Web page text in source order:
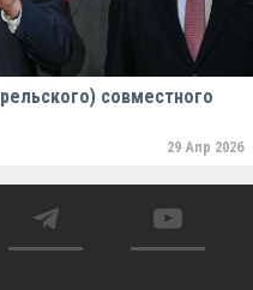
совместного
29 Апр 2026